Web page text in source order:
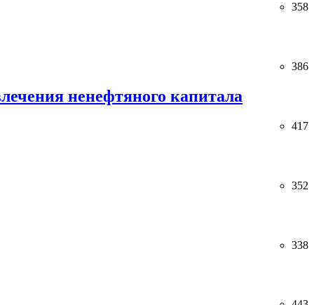
358
386
ненефтяного капитала
417
352
338